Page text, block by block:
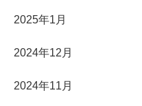
2025年1月
2024年12月
2024年11月